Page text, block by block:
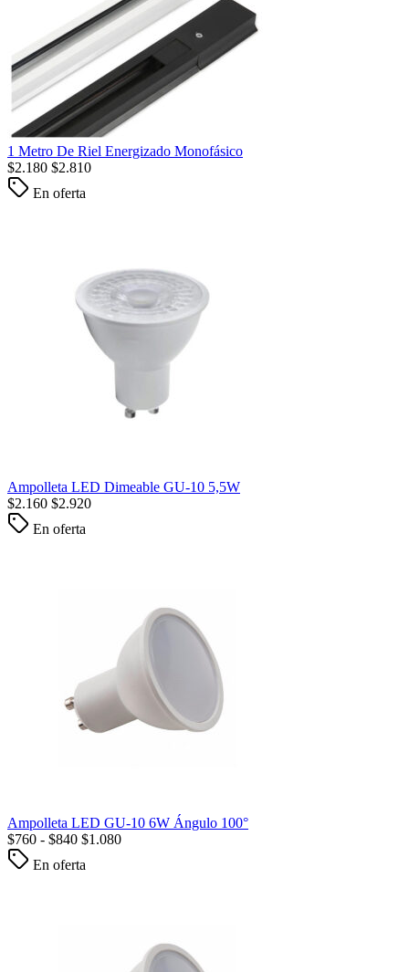
1 Metro De Riel Energizado Monofásico
$2.180 $2.810
En oferta
Ampolleta LED Dimeable GU-10 5,5W
$2.160 $2.920
En oferta
Ampolleta LED GU-10 6W Ángulo 100°
$760 - $840 $1.080
En oferta